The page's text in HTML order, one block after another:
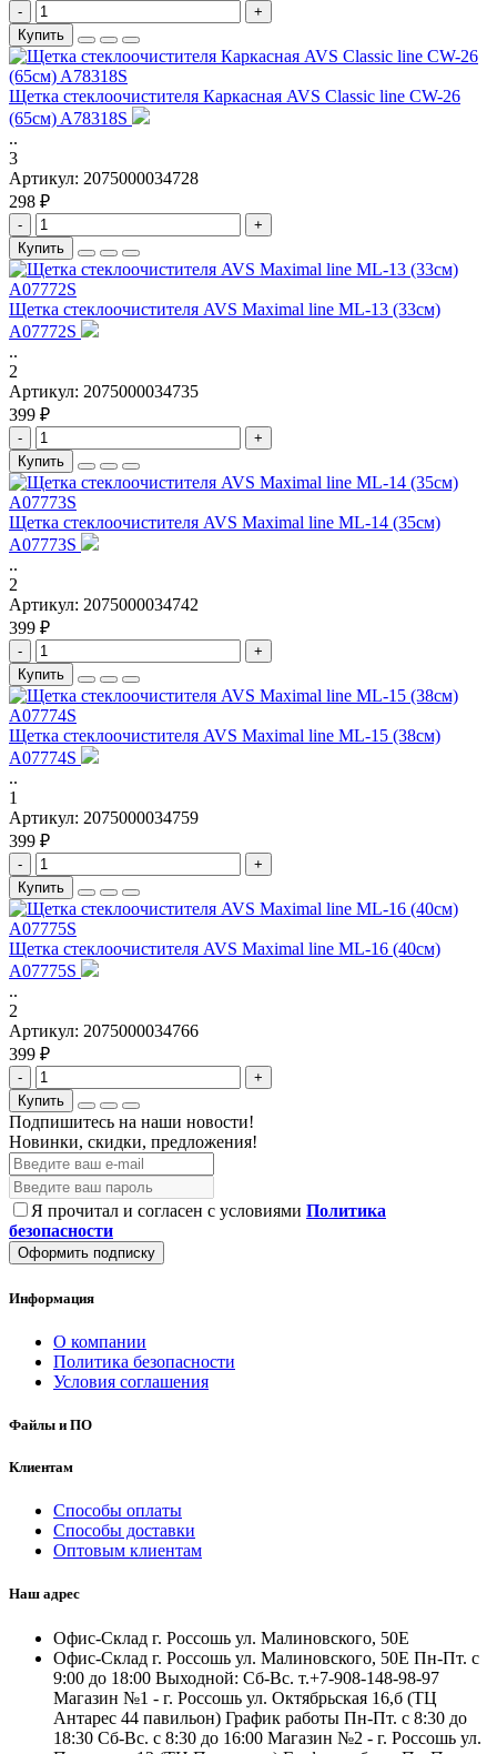
-
+
Купить
Щетка стеклоочистителя Каркасная AVS Classic line CW-26
(65см) A78318S
..
3
Артикул: 2075000034728
298 ₽
-
+
Купить
Щетка стеклоочистителя AVS Maximal line ML-13 (33см)
A07772S
..
2
Артикул: 2075000034735
399 ₽
-
+
Купить
Щетка стеклоочистителя AVS Maximal line ML-14 (35см)
A07773S
..
2
Артикул: 2075000034742
399 ₽
-
+
Купить
Щетка стеклоочистителя AVS Maximal line ML-15 (38см)
A07774S
..
1
Артикул: 2075000034759
399 ₽
-
+
Купить
Щетка стеклоочистителя AVS Maximal line ML-16 (40см)
A07775S
..
2
Артикул: 2075000034766
399 ₽
-
+
Купить
Подпишитесь на наши новости!
Новинки, скидки, предложения!
Я прочитал и согласен с условиями Политика
безопасности
Оформить подписку
Информация
О компании
Политика безопасности
Условия соглашения
Файлы и ПО
Клиентам
Способы оплаты
Способы доставки
Оптовым клиентам
Наш адрес
Офис-Склад г. Россошь ул. Малиновского, 50Е
Офис-Склад г. Россошь ул. Малиновского, 50Е Пн-Пт. с
9:00 до 18:00 Выходной: Сб-Вс. т.+7-908-148-98-97
Магазин №1 - г. Россошь ул. Октябрьская 16,б (ТЦ
Антарес 44 павильон) График работы Пн-Пт. с 8:30 до
18:30 Сб-Вс. с 8:30 до 16:00 Магазин №2 - г. Россошь ул.